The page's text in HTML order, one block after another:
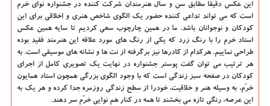
این عكس دقیقا مطابق سن و سال هنرمندان شركت كننده در جشنواره نوای خرم
است كه می تواند تداعی كننده حضور یك الگوی شاخص هنری و اخلاقی برای این
كودكان و نوجوانان باشد. ما در همین چارچوب سعی كردیم تا سایه همین عكس
استاد خرم را با رنگ زرد كه یكی از رنگ های مورد علاقه این هنرمند فقید بوده
طراحی نماییم. هركدام از كادرها نیز برگرفته از نت ها و نشانه های موسیقی است. به
هر ترتیب می توان گفت پوستر جشنواره در نهایت یك تصویری كامل از اجرای
كودكان در صفحه سبز زندگی است كه با وجود الگوی بزرگی همچون استاد همایون
خرّم، به وسیله هنر و خلاقیت، خودرا از سطح زندگی روزمره جدا كرده و هر یك به
این عرصه، رنگی تازه می بخشند تا همه در كنار هم نوایی خرّم سر دهند.